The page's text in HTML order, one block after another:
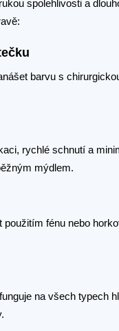
spolehlivosti a
barvu s
rychlé schnutí a
mýdlem.
fénu nebo
funguje na všech typech